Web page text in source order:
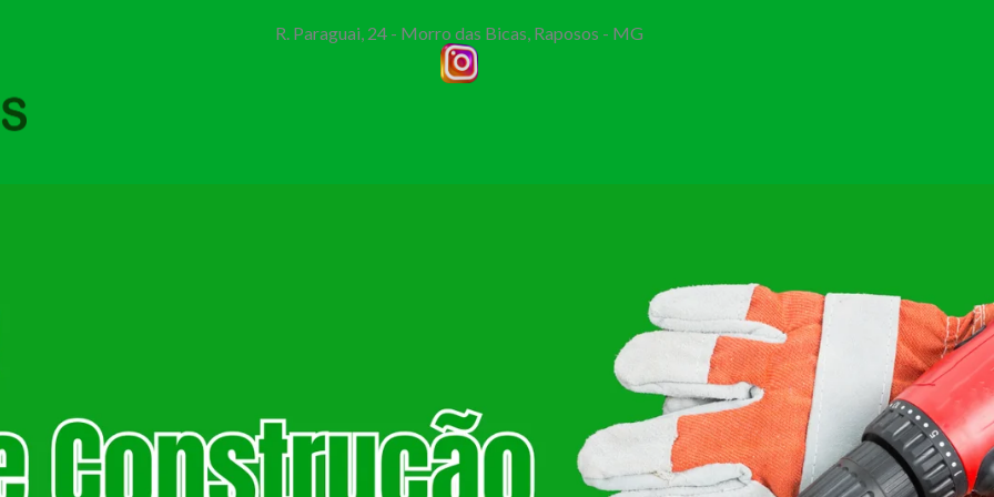
R. Paraguai, 24 - Morro das Bicas, Raposos - MG